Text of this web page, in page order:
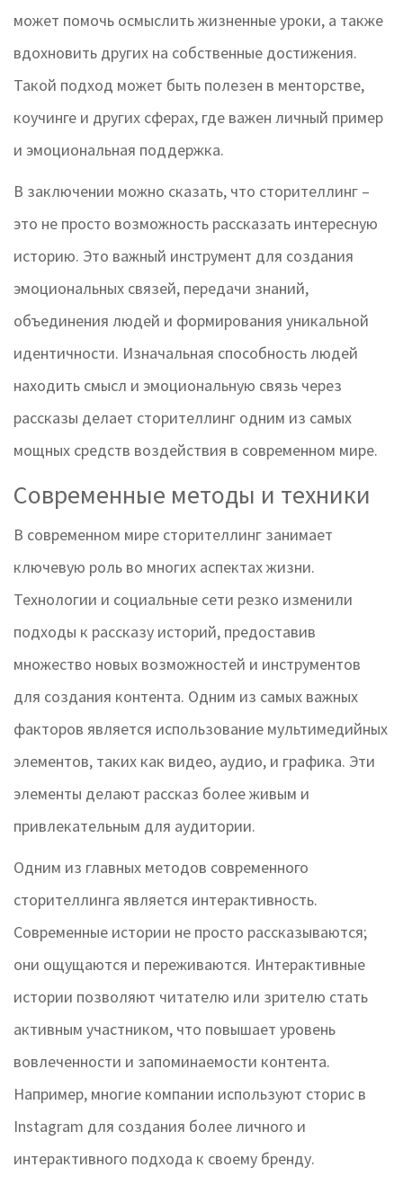
может помочь осмыслить жизненные уроки, а также
вдохновить других на собственные достижения.
Такой подход может быть полезен в менторстве,
коучинге и других сферах, где важен личный пример
и эмоциональная поддержка.
В заключении можно сказать, что сторителлинг –
это не просто возможность рассказать интересную
историю. Это важный инструмент для создания
эмоциональных связей, передачи знаний,
объединения людей и формирования уникальной
идентичности. Изначальная способность людей
находить смысл и эмоциональную связь через
рассказы делает сторителлинг одним из самых
мощных средств воздействия в современном мире.
Современные методы и техники
В современном мире сторителлинг занимает
ключевую роль во многих аспектах жизни.
Технологии и социальные сети резко изменили
подходы к рассказу историй, предоставив
множество новых возможностей и инструментов
для создания контента. Одним из самых важных
факторов является использование мультимедийных
элементов, таких как видео, аудио, и графика. Эти
элементы делают рассказ более живым и
привлекательным для аудитории.
Одним из главных методов современного
сторителлинга является интерактивность.
Современные истории не просто рассказываются;
они ощущаются и переживаются. Интерактивные
истории позволяют читателю или зрителю стать
активным участником, что повышает уровень
вовлеченности и запоминаемости контента.
Например, многие компании используют сторис в
Instagram для создания более личного и
интерактивного подхода к своему бренду.